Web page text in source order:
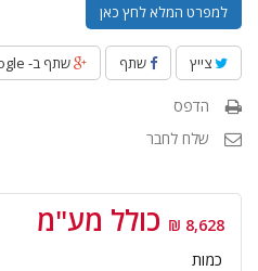
למפרט המלא לחץ כאן
צייץ שתף שתף ב- Google
הדפס
שלח לחבר
8,628 ₪ כולל מע"מ
כמות